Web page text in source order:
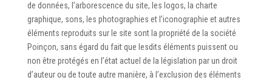
de données, l’arborescence du site, les logos, la charte
graphique, sons, les photographies et l’iconographie et autres
éléments reproduits sur le site sont la propriété de la société
Poinçon, sans égard du fait que lesdits éléments puissent ou
non être protégés en l’état actuel de la législation par un droit
d’auteur ou de toute autre manière, à l’exclusion des éléments